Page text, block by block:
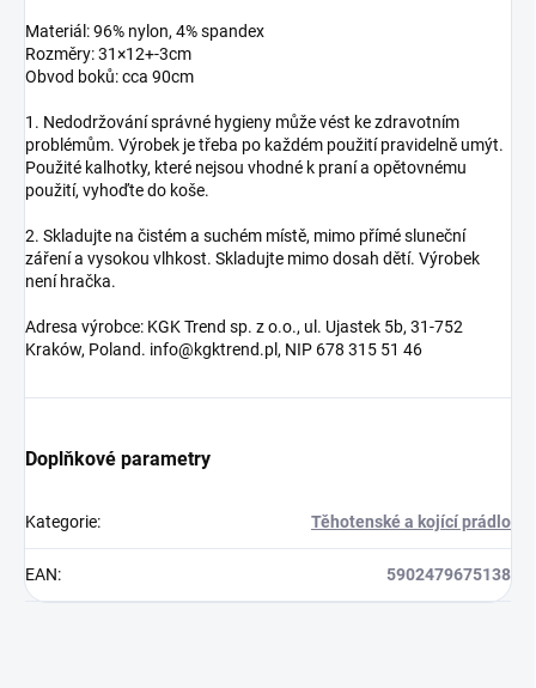
Materiál: 96% nylon, 4% spandex
Rozměry: 31×12+-3cm
Obvod boků: cca 90cm
1. Nedodržování správné hygieny může vést ke zdravotním
problémům. Výrobek je třeba po každém použití pravidelně umýt.
Použité kalhotky, které nejsou vhodné k praní a opětovnému
použití, vyhoďte do koše.
2. Skladujte na čistém a suchém místě, mimo přímé sluneční
záření a vysokou vlhkost. Skladujte mimo dosah dětí. Výrobek
není hračka.
Adresa výrobce: KGK Trend sp. z o.o., ul. Ujastek 5b, 31-752
Kraków, Poland. info@kgktrend.pl, NIP 678 315 51 46
Doplňkové parametry
Kategorie: Těhotenské a kojící prádlo
EAN: 5902479675138